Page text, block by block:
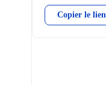
Copier le lien